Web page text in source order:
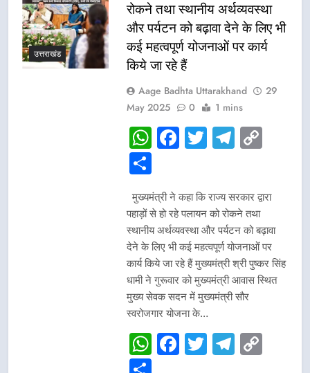
उत्तराखंड
रोकने तथा स्थानीय अर्थव्यवस्था
और पर्यटन को बढ़ावा देने के लिए भी
कई महत्वपूर्ण योजनाओं पर कार्य
किये जा रहे हैं
Aage Badhta Uttarakhand
29
May 2025
0 1 mins
WhatsApp
Facebook
Twitter
Share
मुख्यमंत्री ने कहा कि राज्य सरकार द्वारा
पहाड़ों से हो रहे पलायन को रोकने तथा
स्थानीय अर्थव्यवस्था और पर्यटन को बढ़ावा
देने के लिए भी कई महत्वपूर्ण योजनाओं पर
कार्य किये जा रहे हैं मुख्यमंत्री श्री पुष्कर सिंह
धामी ने गुरूवार को मुख्यमंत्री आवास स्थित
मुख्य सेवक सदन में मुख्यमंत्री सौर
स्वरोजगार योजना के…
WhatsApp
Facebook
Twitter